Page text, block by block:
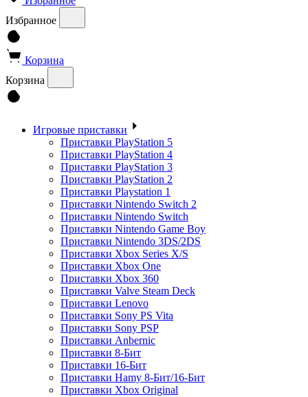
Избранное
Корзина
Корзина
Игровые приставки
Приставки PlayStation 5
Приставки PlayStation 4
Приставки PlayStation 3
Приставки PlayStation 2
Приставки Playstation 1
Приставки Nintendo Switch 2
Приставки Nintendo Switch
Приставки Nintendo Game Boy
Приставки Nintendo 3DS/2DS
Приставки Xbox Series X/S
Приставки Xbox One
Приставки Xbox 360
Приставки Valve Steam Deck
Приставки Lenovo
Приставки Sony PS Vita
Приставки Sony PSP
Приставки Anbernic
Приставки 8-Бит
Приставки 16-Бит
Приставки Hamy 8-Бит/16-Бит
Приставки Xbox Original